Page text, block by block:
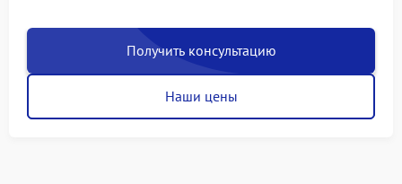
Получить консультацию
Наши цены